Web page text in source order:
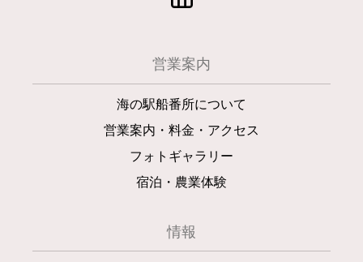
営業案内
海の駅船番所について
営業案内・料金・アクセス
フォトギャラリー
宿泊・農業体験
情報